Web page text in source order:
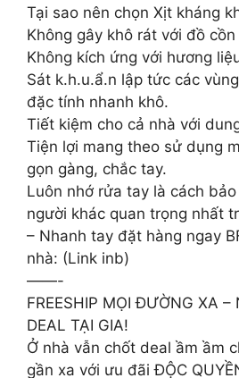
Tại sao nên chọn Xịt kháng
Không gây khô rát với đồ
Không kích ứng với hương
Sát k.h.u.ẩ.n lập tức các
đặc tính nhanh khô.
Tiết kiệm cho cả nhà với
Tiện lợi mang theo sử dụng
gọn gàng, chắc tay.
Luôn nhớ rửa tay là cách
người khác quan trọng nhất
– Nhanh tay đặt hàng ngay
nhà: (Link inb)
——-
FREESHIP MỌI ĐƯỜNG XA –
DEAL TẠI GIA!
Ở nhà vẫn chốt deal ầm ầm
gần xa với ưu đãi ĐỘC